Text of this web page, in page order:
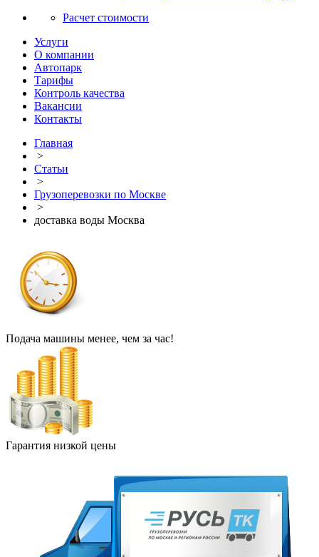
Расчет стоимости
Услуги
О компании
Автопарк
Тарифы
Контроль качества
Вакансии
Контакты
Главная
>
Статьи
>
Грузоперевозки по Москве
>
доставка воды Москва
Подача машины менее, чем за час!
Гарантия низкой цены